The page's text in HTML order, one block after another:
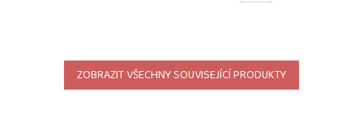
ZOBRAZIT VŠECHNY SOUVISEJÍCÍ PRODUKTY